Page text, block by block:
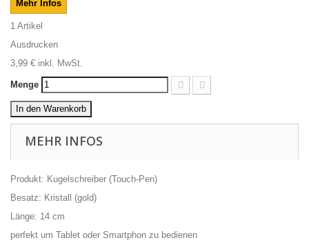
Mehr Infos
1 Artikel
Ausdrucken
3,99 € inkl. MwSt.
Menge
In den Warenkorb
MEHR INFOS
Produkt: Kugelschreiber (Touch-Pen)
Besatz: Kristall (gold)
Länge: 14 cm
perfekt um Tablet oder Smartphon zu bedienen